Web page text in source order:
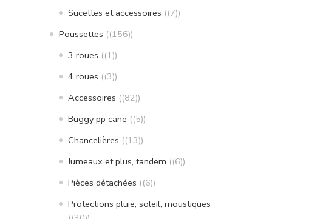
Sucettes et accessoires (7)
Poussettes (156)
3 roues (1)
4 roues (3)
Accessoires (82)
Buggy pp cane (5)
Chancelières (13)
Jumeaux et plus, tandem (6)
Pièces détachées (6)
Protections pluie, soleil, moustiques